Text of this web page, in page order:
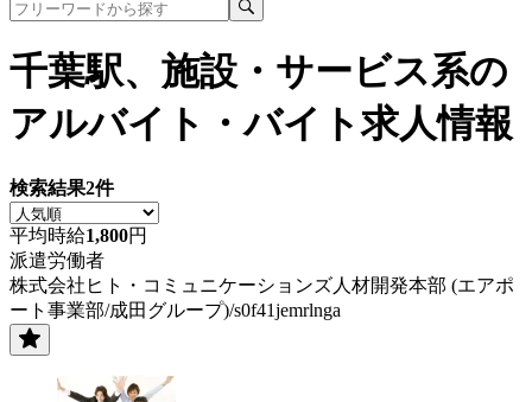
千葉駅、施設・サービス系の
アルバイト・バイト求人情報
検索結果2件
平均時給1,800円
派遣労働者
株式会社ヒト・コミュニケーションズ人材開発本部 (エアポ
ート事業部/成田グループ)/s0f41jemrlnga